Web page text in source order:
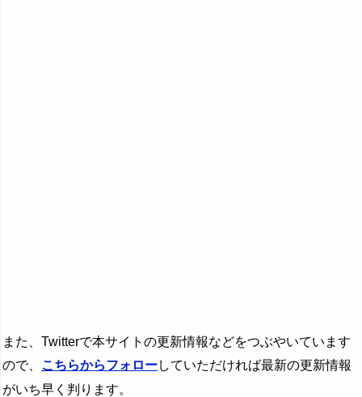
また、Twitterで本サイトの更新情報などをつぶやいています
ので、 こちらからフォローしていただければ最新の更新情報
がいち早く判ります。